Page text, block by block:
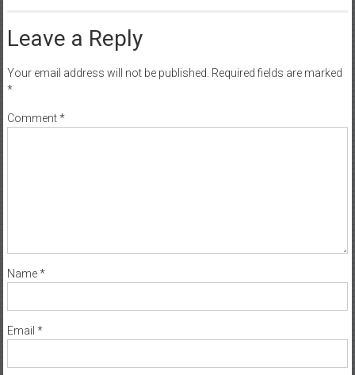
Leave a Reply
Your email address will not be published. Required fields are marked
*
Comment*
Name*
Email *